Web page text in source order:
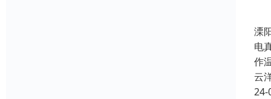
溧
电
作
云
24-